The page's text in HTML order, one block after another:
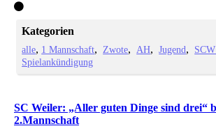
Kategorien
alle 1 Mannschaft Zwote AH Jugend
Spielankündigung
SC Weiler: „Aller guten Dinge sind drei“
2.Mannschaft